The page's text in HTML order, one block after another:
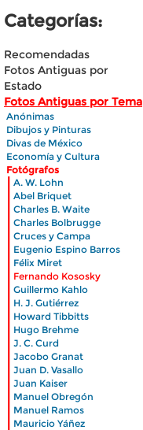
Categorías:
Recomendadas
Fotos Antiguas por
Estado
Fotos Antiguas por Tema
Anónimas
Dibujos y Pinturas
Divas de México
Economía y Cultura
Fotógrafos
| A. W. Lohn
Abel Briquet
Charles B. Waite
Charles Bolbrugge
Cruces y Campa
Eugenio Espino Barros
Félix Miret
Fernando Kososky
Guillermo Kahlo
H. J. Gutiérrez
Howard Tibbitts
Hugo Brehme
J. C. Curd
Jacobo Granat
Juan D. Vasallo
Juan Kaiser
Manuel Obregón
Manuel Ramos
Mauricio Yáñez